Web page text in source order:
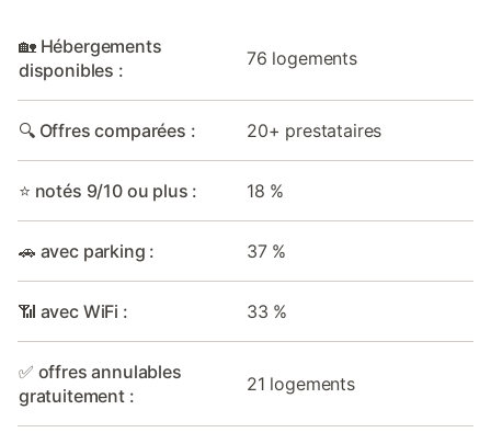
🏡 Hébergements
disponibles :
76 logements
🔍 Offres comparées : 20+ prestataires
⭐ notés 9/10 ou plus : 18 %
🚗 avec parking : 37 %
📶 avec WiFi : 33 %
✅ offres annulables
gratuitement :
21 logements